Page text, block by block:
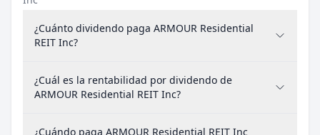
¿Cuánto dividendo paga ARMOUR Residential
REIT Inc?
¿Cuál es la rentabilidad por dividendo de
ARMOUR Residential REIT Inc?
¿Cuándo paga ARMOUR Residential REIT Inc